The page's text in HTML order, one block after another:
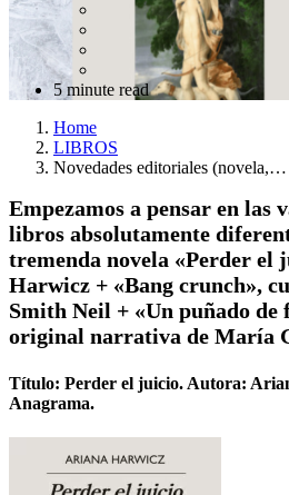
5 minute read
Home
LIBROS
Novedades editoriales (novela,…
Empezamos a pensar en las
libros absolutamente
tremenda novela «Perder el
Harwicz + «Bang crunch»,
Smith Neil + «Un puñado de
original narrativa de María
Título: Perder el juicio. Autora:
Anagrama.